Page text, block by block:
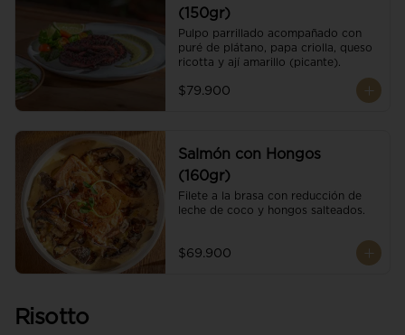
(150gr)
Pulpo parrillado acompañado con
puré de plátano, papa criolla, queso
ricotta y ají amarillo (picante).
$79.900
Salmón con Hongos
(160gr)
Filete a la brasa con reducción de
leche de coco y hongos salteados.
$69.900
Risotto